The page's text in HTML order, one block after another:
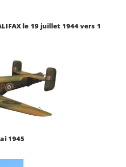
le 19 juillet 1944 vers 1
1945